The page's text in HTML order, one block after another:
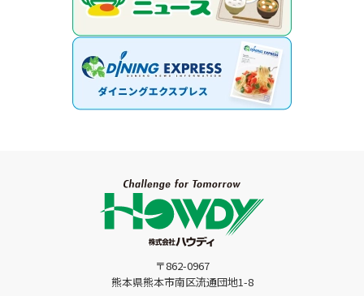
〒862-0967
熊本県熊本市南区流通団地1-8